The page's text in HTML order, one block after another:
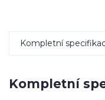
Kompletní
Kompletní